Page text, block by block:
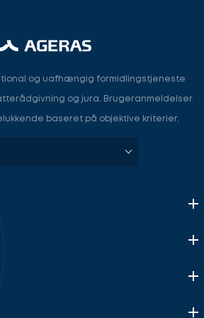
og uafhængig formidlingstjeneste
og jura. Brugeranmeldelser
baseret på objektive kriterier.